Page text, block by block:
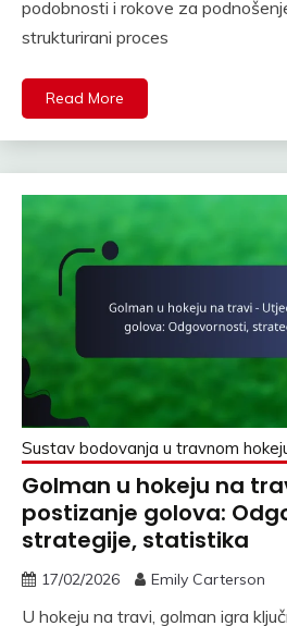
podobnosti i rokove za
strukturirani proces
Read More
Sustav bodovanja u travnom
Golman u hokeju na
postizanje golova:
strategije, statistika
17/02/2026 Emily Carterson
U hokeju na travi, golman igra